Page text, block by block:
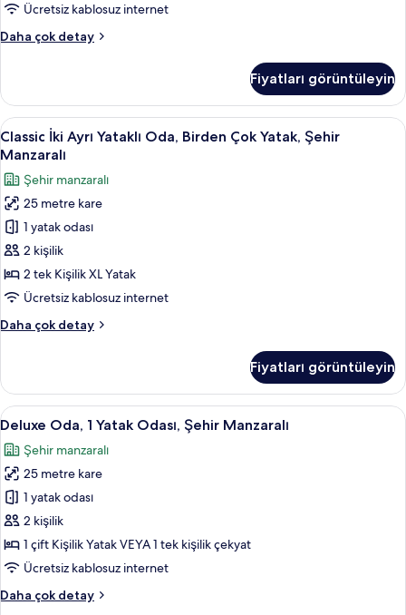
Windows
tüm
Ücretsiz kablosuz internet
Daha çok detay
Economy
Bed,
No
Windows
hakkında
fazla
detay
Fiyatları görüntüleyin
Classic
İki
Ayrı
Yataklı
Oda,
Birden
Çok
Yatak,
Şehir
için
görün
Classic İki Ayrı Yataklı Oda, Birden
8
Classic İki Ayrı Yataklı Oda, Birden Çok Yatak, Şehir
Manzaralı
Şehir manzaralı
25 metre kare
1 yatak odası
2 kişilik
2 tek Kişilik XL Yatak
Ücretsiz kablosuz internet
Daha çok detay
Classic
Oda,
Birden
Çok
Şehir
Manzaralı
hakkında
daha
fazla
detay
Fiyatları görüntüleyin
Deluxe
Oda,
1
Yatak
Odası,
Şehir
Manzaralı
için
fotoğrafları
Deluxe Oda, 1 Yatak Odası, Şehir
6
Deluxe Oda, 1 Yatak Odası, Şehir Manzaralı
Şehir manzaralı
25 metre kare
1 yatak odası
2 kişilik
1 çift Kişilik Yatak VEYA 1 tek kişilik çekyat
Ücretsiz kablosuz internet
Daha çok detay
Deluxe